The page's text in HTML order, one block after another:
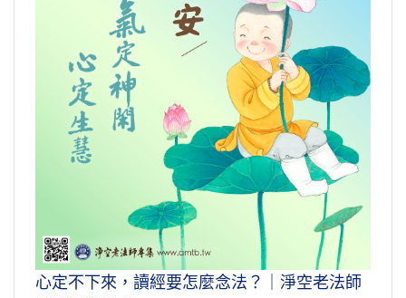
心定不下來，讀經要怎麼念法？｜淨空老法師